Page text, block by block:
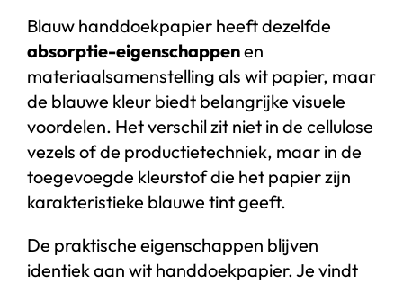
Blauw handdoekpapier heeft dezelfde
absorptie-eigenschappenen
materiaalsamenstelling als wit papier, maar
de blauwe kleur biedt belangrijke visuele
voordelen. Het verschil zit niet in de cellulose
vezels of de productietechniek, maar in de
toegevoegde kleurstof die het papier zijn
karakteristieke blauwe tint geeft.
De praktische eigenschappen blijven
identiek aan wit handdoekpapier. Je vindt